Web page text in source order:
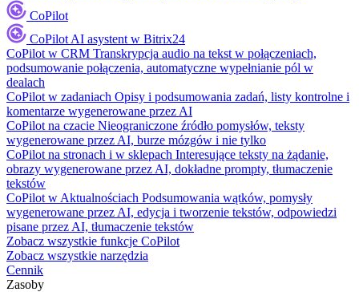
CoPilot
CoPilot AI asystent w Bitrix24
CoPilot w CRM Transkrypcja audio na tekst w połączeniach,
podsumowanie połączenia, automatyczne wypełnianie pól w
dealach
CoPilot w zadaniach Opisy i podsumowania zadań, listy kontrolne i
komentarze wygenerowane przez AI
CoPilot na czacie Nieograniczone źródło pomysłów, teksty
wygenerowane przez AI, burze mózgów i nie tylko
CoPilot na stronach i w sklepach Interesujące teksty na żądanie,
obrazy wygenerowane przez AI, dokładne prompty, tłumaczenie
tekstów
CoPilot w Aktualnościach Podsumowania wątków, pomysły
wygenerowane przez AI, edycja i tworzenie tekstów, odpowiedzi
pisane przez AI, tłumaczenie tekstów
Zobacz wszystkie funkcje CoPilot
Zobacz wszystkie narzędzia
Cennik
Zasoby